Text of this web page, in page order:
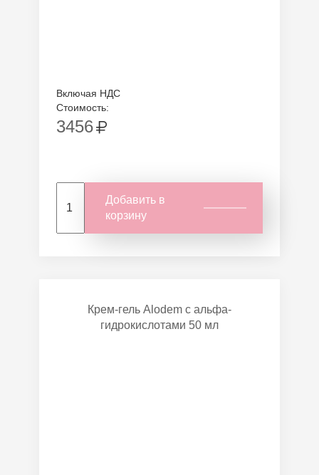
Включая НДС
Стоимость:
3456
Добавить в
корзину
Крем-гель Alodem с альфа-
гидрокислотами 50 мл